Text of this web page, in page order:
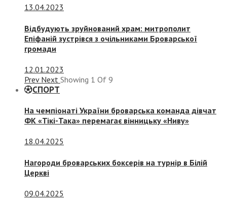
13.04.2023
Відбудують зруйнований храм: митрополит
Епіфаній зустрівся з очільниками Броварської
громади
12.01.2023
Prev Next Showing 1 Of 9
СПОРТ
На чемпіонаті України броварська команда дівчат
ФК «Тікі-Така» перемагає вінницьку «Ниву»
18.04.2025
Нагороди броварських боксерів на турнір в Білій
Церкві
09.04.2025